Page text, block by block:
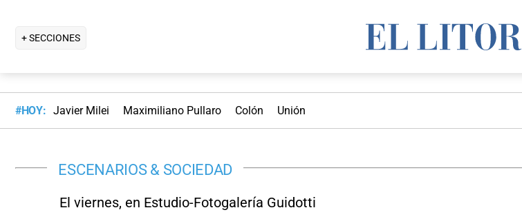
+ SECCIONES
#HOY: Javier Milei Maximiliano Pullaro Colón Unión
ESCENARIOS & SOCIEDAD
El viernes, en Estudio-Fotogalería Guidotti